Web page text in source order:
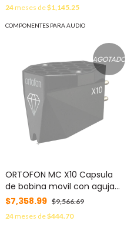
24meses de$1,145.25
COMPONENTES PARA AUDIO
AGOTADO
ORTOFON MC X10 Capsula
de bobina movil con aguja
de diamante eliptico
$7,358.99 $9,566.69
24meses de$444.70